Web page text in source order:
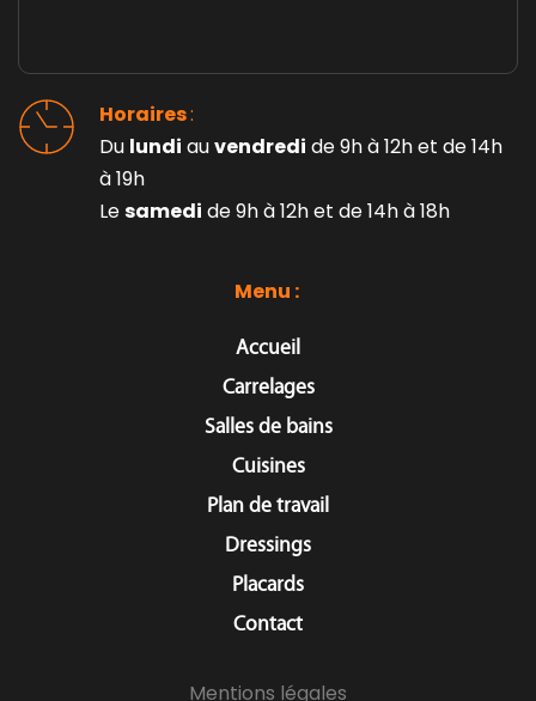
Menu :
Accueil
Carrelages
Salles de bains
Cuisines
Plan de travail
Dressings
Placards
Contact
Horaires :
Du lundi au vendredi de 9h à 12h et de 14h
à 19h
Le samedi de 9h à 12h et de 14h à 18h
Mentions légales